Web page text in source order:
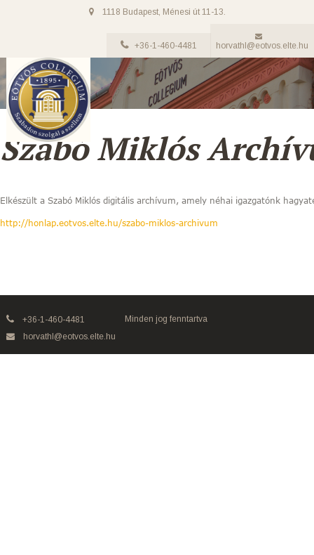
1118 Budapest, Ménesi út 11-13.
+36-1-460-4481 horvathl@eotvos.elte.hu
Szabó Miklós
Elkészült a Szabó Miklós digitális archívum, amely néhai igazgatónk
http://honlap.eotvos.elte.hu/szabo-miklos-archivum
+36-1-460-4481
horvathl@eotvos.elte.hu
Minden jog fenntartva